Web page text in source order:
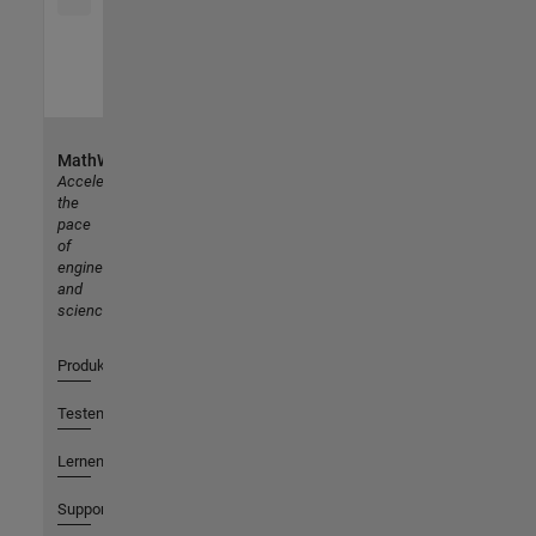
MathWorks
Accelerating
the
pace
of
engineering
and
science
Produkte
Testen oder Kaufen
Lernen
Support